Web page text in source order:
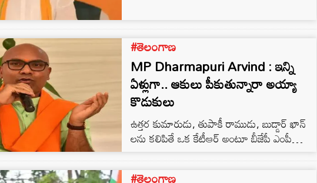
#తెలంగాణ
MP Dharmapuri Arvind : ఇన్ని
ఏళ్లుగా.. ఆకులు పీకుతున్నారా అయ్యా
కొడుకులు
ఉత్తర కుమారుడు, తుపాకీ రాముడు, బుడ్డార్ ఖాన్
లను కలిపితే ఒక కేటీఆర్ అంటూ బీజేపీ ఎంపీ
#తెలంగాణ